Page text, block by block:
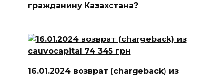
гражданину Казахстана?
16.01.2024 возврат (chargeback) из